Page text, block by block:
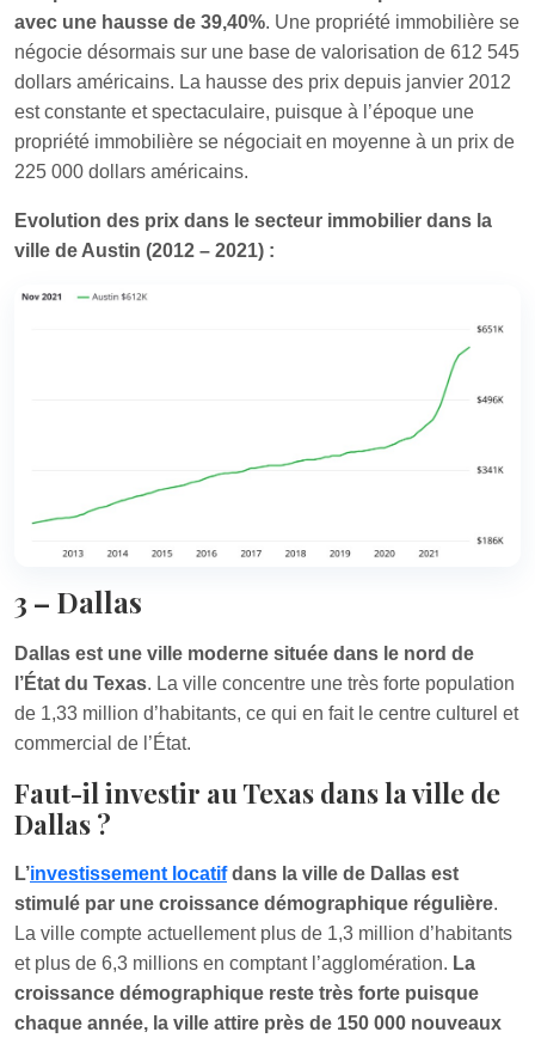
avec une hausse de 39,40%. Une propriété immobilière se
négocie désormais sur une base de valorisation de 612 545
dollars américains. La hausse des prix depuis janvier 2012
est constante et spectaculaire, puisque à l’époque une
propriété immobilière se négociait en moyenne à un prix de
225 000 dollars américains.
Evolution des prix dans le secteur immobilier dans la
ville de Austin (2012 – 2021) :
3 – Dallas
Dallas est une ville moderne située dans le nord de
l’État du Texas. La ville concentre une très forte population
de 1,33 million d’habitants, ce qui en fait le centre culturel et
commercial de l’État.
Faut-il investir au Texas dans la ville de
Dallas ?
L’investissement locatifdans la ville de Dallas est
stimulé par une croissance démographique régulière.
La ville compte actuellement plus de 1,3 million d’habitants
et plus de 6,3 millions en comptant l’agglomération. La
croissance démographique reste très forte puisque
chaque année, la ville attire près de 150 000 nouveaux